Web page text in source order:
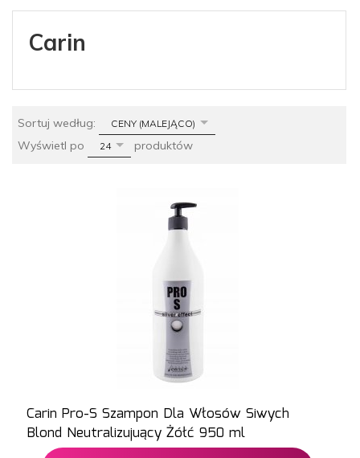
Carin
Sortuj według: sortCENY (MALEJĄCO)
Wyświetl po pop
24 produktów
Carin Pro-S Szampon Dla Włosów Siwych
Blond Neutralizujuący Żółć 950 ml